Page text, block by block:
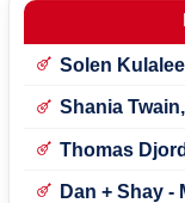
Solen
Shania
Thomas
Dan + Shay -